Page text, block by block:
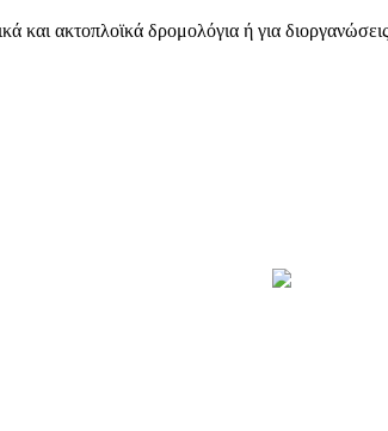
και ακτοπλοϊκά δρομολόγια ή για